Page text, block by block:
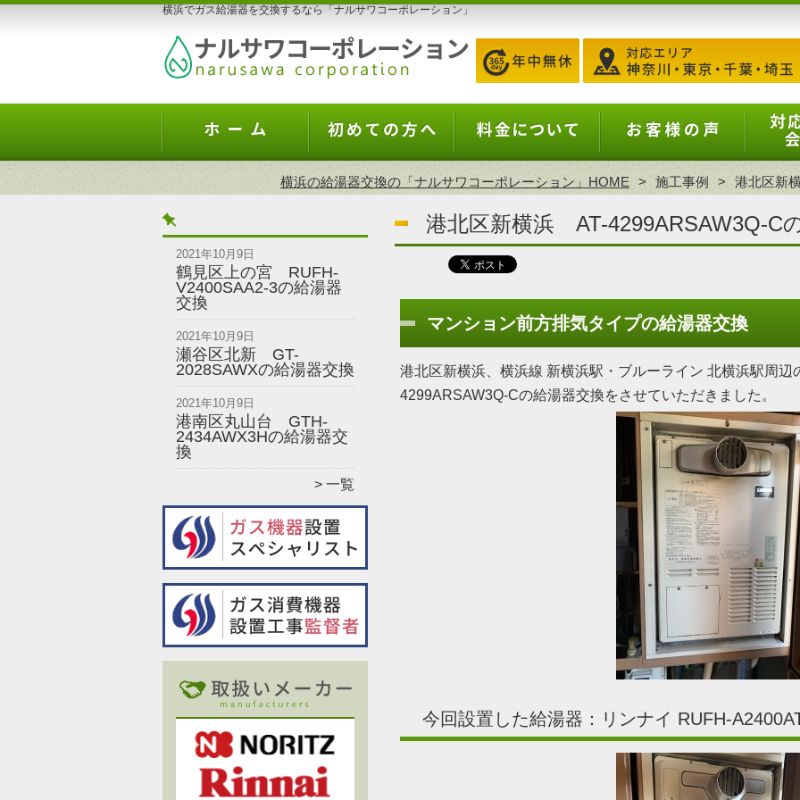
横浜でガス給湯器を交換するなら「ナルサワコーポレーション」
横浜の給湯器交換の「ナルサワコーポレーション」HOME 施工事例 港北区新
2021年10月9日
鶴見区上の宮 RUFH-
V2400SAA2-3の給湯器
交換
2021年10月9日
瀬谷区北新 GT-
2028SAWXの給湯器交換
2021年10月9日
港南区丸山台 GTH-
2434AWX3Hの給湯器交
換
一覧
港北区新横浜 AT-4299ARSAW3Q-C
マンション前方排気タイプの給湯器交換
港北区新横浜、横浜線 新横浜駅・ブルーライン 北横浜駅周辺
4299ARSAW3Q-Cの給湯器交換をさせていただきました。
今回設置した給湯器：リンナイ RUFH-